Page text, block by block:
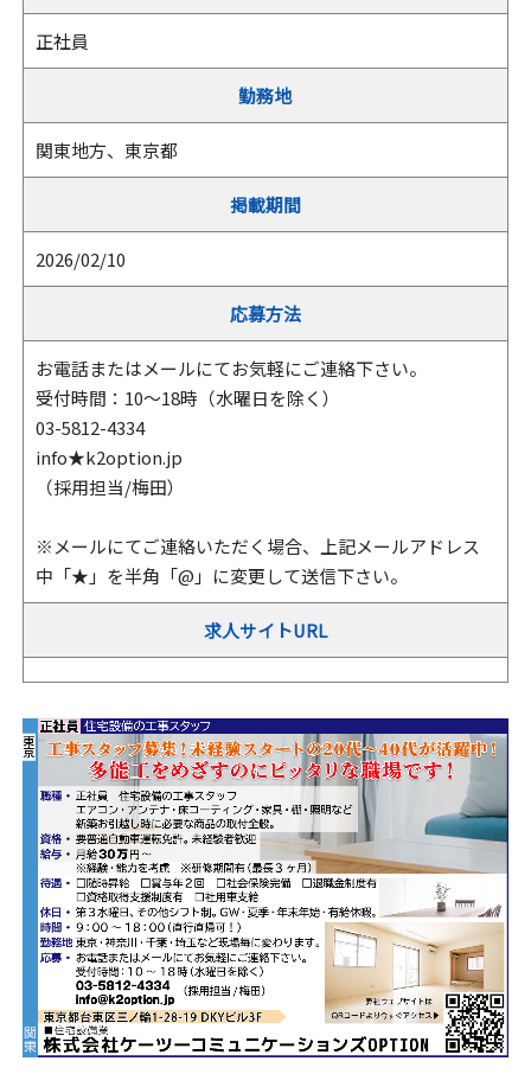
正社員
勤務地
関東地方、東京都
掲載期間
2026/02/10
応募方法
お電話またはメールにてお気軽にご連絡下さい。
受付時間：10～18時（水曜日を除く）
03-5812-4334
info★k2option.jp
（採用担当/梅田）
※メールにてご連絡いただく場合、上記メールアドレス
中「★」を半角「@」に変更して送信下さい。
求人サイトURL